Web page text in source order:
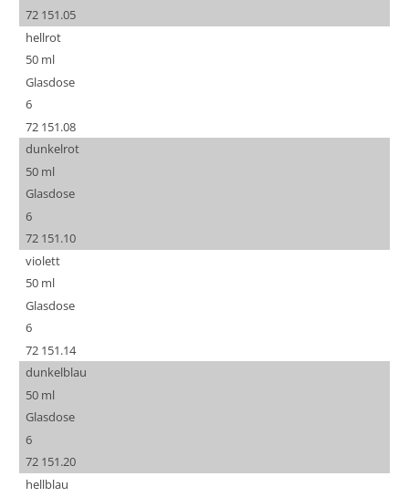
72 151.05
hellrot
50 ml
Glasdose
6
72 151.08
dunkelrot
50 ml
Glasdose
6
72 151.10
violett
50 ml
Glasdose
6
72 151.14
dunkelblau
50 ml
Glasdose
6
72 151.20
hellblau